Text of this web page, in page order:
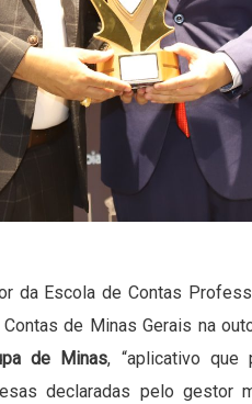
da Escola de Contas
de Minas Gerais na
de Minas, “aplicativo
declaradas pelo gestor